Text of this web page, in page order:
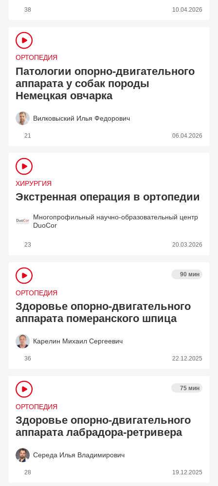
38 10.04.2026
ОРТОПЕДИЯ
Патологии опорно-двигательного
аппарата у собак породы
Немецкая овчарка
Вилковыский Илья Федорович
21 06.04.2026
ХИРУРГИЯ
Экстренная операция в ортопедии
Многопрофильный научно-образовательный центр
DuoCor
23 20.03.2026
ОРТОПЕДИЯ
90 мин
Здоровье опорно-двигательного
аппарата померанского шпица
Карелин Михаил Сергеевич
36 22.12.2025
ОРТОПЕДИЯ
75 мин
Здоровье опорно-двигательного
аппарата лабрадора-ретривера
Середа Илья Владимирович
28 19.12.2025